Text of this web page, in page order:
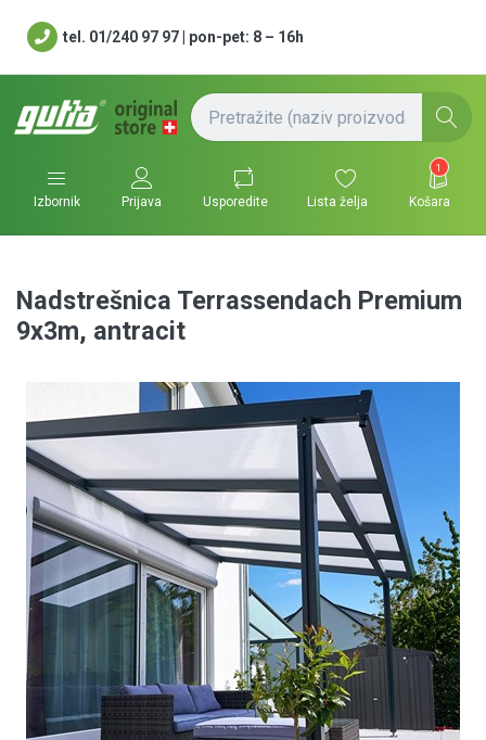
tel. 01/240 97 97 | pon-pet: 8 – 16h
Izbornik Prijava Usporedite Lista želja
1
Košara
Nadstrešnica Terrassendach Premium
9x3m, antracit